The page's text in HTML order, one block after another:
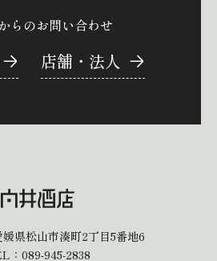
らのお問い合わせ
店舗・法人
媛県松山市湊町2丁目5番地6
： 089-945-2838